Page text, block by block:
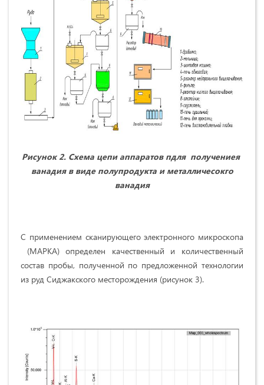
Рисунок 2. Схема цепи аппаратов пдля получениея
ванадия в виде полупродукта и металличесокго
ванадия
С применением сканирующего электронного микроскопа
(МАРКА) определен качественный и количественный
состав пробы, полученной по предложенной технологии
из руд Сиджакского месторождения (рисунок 3).